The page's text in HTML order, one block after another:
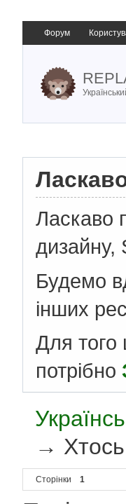
Форум
Ласкаво
дизайну,
Будемо
інших
Для того
потрібно
→
Сторінки 1